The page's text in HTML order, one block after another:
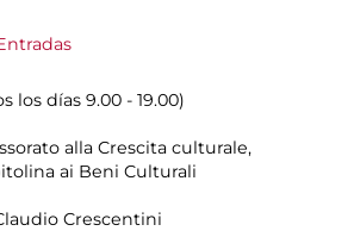
los días 9.00 - 19.00)
alla Crescita culturale,
ai Beni Culturali
Crescentini